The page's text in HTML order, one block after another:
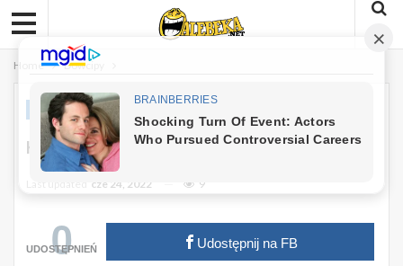
Home Dowcipy
DOWCIPY
Kawał: Pozwolenie Na Łowienie Ryb.
cze 24, 2022 9
0
UDOSTĘPNIEŃ Udostępnij na FB